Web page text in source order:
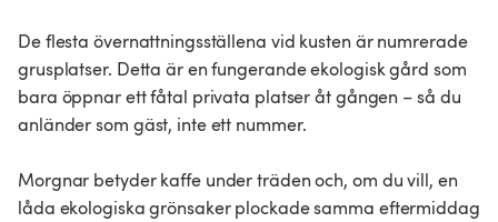
De flesta övernattningsställena vid kusten är numrerade
grusplatser. Detta är en fungerande ekologisk gård som
bara öppnar ett fåtal privata platser åt gången – så du
anländer som gäst, inte ett nummer.
Morgnar betyder kaffe under träden och, om du vill, en
låda ekologiska grönsaker plockade samma eftermiddag